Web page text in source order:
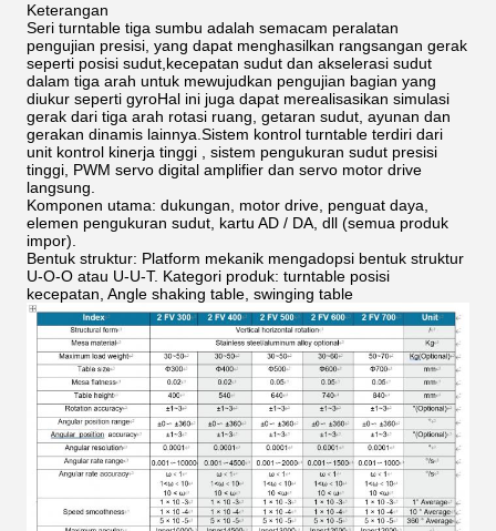
Keterangan
Seri turntable tiga sumbu adalah semacam peralatan
pengujian presisi, yang dapat menghasilkan rangsangan gerak
seperti posisi sudut,kecepatan sudut dan akselerasi sudut
dalam tiga arah untuk mewujudkan pengujian bagian yang
diukur seperti gyroHal ini juga dapat merealisasikan simulasi
gerak dari tiga arah rotasi ruang, getaran sudut, ayunan dan
gerakan dinamis lainnya.Sistem kontrol turntable terdiri dari
unit kontrol kinerja tinggi , sistem pengukuran sudut presisi
tinggi, PWM servo digital amplifier dan servo motor drive
langsung.
Komponen utama: dukungan, motor drive, penguat daya,
elemen pengukuran sudut, kartu AD / DA, dll (semua produk
impor).
Bentuk struktur: Platform mekanik mengadopsi bentuk struktur
U-O-O atau U-U-T. Kategori produk: turntable posisi
kecepatan, Angle shaking table, swinging table